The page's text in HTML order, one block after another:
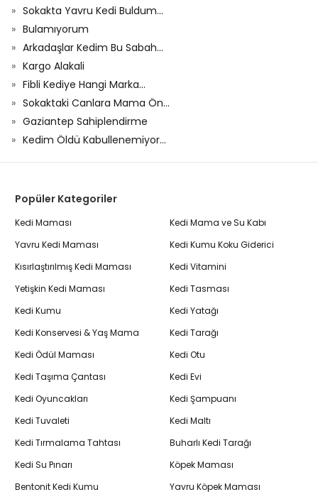
Sokakta Yavru Kedi Buldum...
Bulamıyorum
Arkadaşlar Kedim Bu Sabah...
Kargo Alakali
Fibli Kediye Hangi Marka...
Sokaktaki Canlara Mama Ön...
Gaziantep Sahiplendirme
Kedim Öldü Kabullenemiyor...
Popüler Kategoriler
Kedi Maması
Yavru Kedi Maması
Kısırlaştırılmış Kedi Maması
Yetişkin Kedi Maması
Kedi Kumu
Kedi Konservesi & Yaş Mama
Kedi Ödül Maması
Kedi Taşıma Çantası
Kedi Oyuncakları
Kedi Tuvaleti
Kedi Tırmalama Tahtası
Kedi Su Pınarı
Bentonit Kedi Kumu
Kedi Mama ve Su Kabı
Kedi Kumu Koku Giderici
Kedi Vitamini
Kedi Tasması
Kedi Yatağı
Kedi Tarağı
Kedi Otu
Kedi Evi
Kedi Şampuanı
Kedi Maltı
Buharlı Kedi Tarağı
Köpek Maması
Yavru Köpek Maması